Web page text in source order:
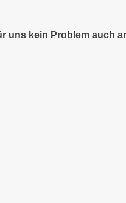
uns kein Problem